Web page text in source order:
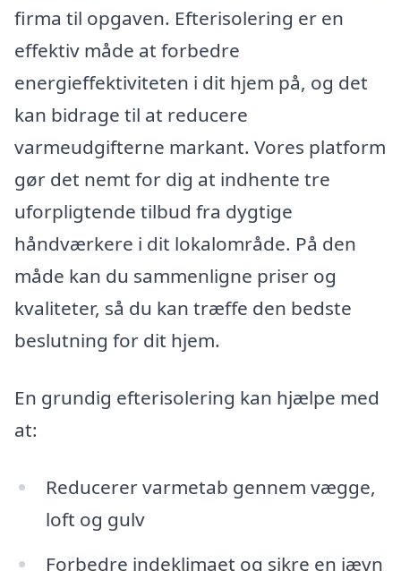
firma til opgaven. Efterisolering er en
effektiv måde at forbedre
energieffektiviteten i dit hjem på, og det
kan bidrage til at reducere
varmeudgifterne markant. Vores platform
gør det nemt for dig at indhente tre
uforpligtende tilbud fra dygtige
håndværkere i dit lokalområde. På den
måde kan du sammenligne priser og
kvaliteter, så du kan træffe den bedste
beslutning for dit hjem.
En grundig efterisolering kan hjælpe med
at:
Reducerer varmetab gennem vægge,
loft og gulv
Forbedre indeklimaet og sikre en jævn